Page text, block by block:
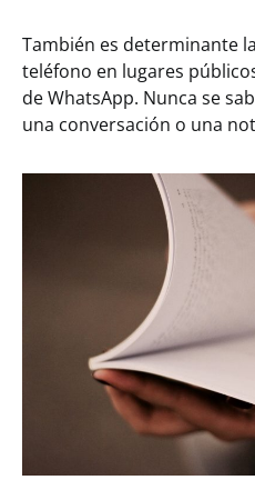
También es determinante
teléfono en lugares
de WhatsApp. Nunca se
una conversación o una